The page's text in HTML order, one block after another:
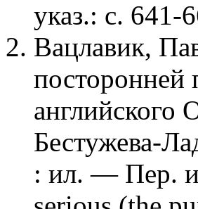
указ.: с. 641-
Вацлавик,
английского
Бестужева-
: ил. — Пер.